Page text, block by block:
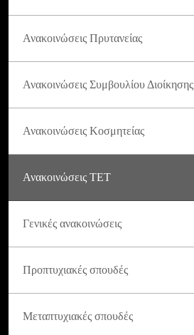
Ανακοινώσεις Πρυτανείας
Ανακοινώσεις Συμβουλίου Διοίκησης
Ανακοινώσεις Κοσμητείας
Ανακοινώσεις ΤΕΤ
Γενικές ανακοινώσεις
Προπτυχιακές σπουδές
Μεταπτυχιακές σπουδές